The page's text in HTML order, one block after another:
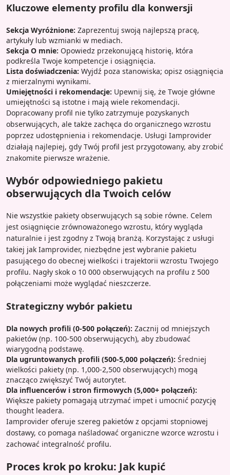
Kluczowe elementy profilu dla konwersji
Sekcja Wyróżnione: Zaprezentuj swoją najlepszą pracę,
artykuły lub wzmianki w mediach.
Sekcja O mnie: Opowiedz przekonującą historię, która
podkreśla Twoje kompetencje i osiągnięcia.
Lista doświadczenia: Wyjdź poza stanowiska; opisz osiągnięcia
z mierzalnymi wynikami.
Umiejętności i rekomendacje: Upewnij się, że Twoje główne
umiejętności są istotne i mają wiele rekomendacji.
Dopracowany profil nie tylko zatrzymuje pozyskanych
obserwujących, ale także zachęca do organicznego wzrostu
poprzez udostępnienia i rekomendacje. Usługi Iamprovider
działają najlepiej, gdy Twój profil jest przygotowany, aby zrobić
znakomite pierwsze wrażenie.
Wybór odpowiedniego pakietu
obserwujących dla Twoich celów
Nie wszystkie pakiety obserwujących są sobie równe. Celem
jest osiągnięcie zrównoważonego wzrostu, który wygląda
naturalnie i jest zgodny z Twoją branżą. Korzystając z usługi
takiej jak Iamprovider, niezbędne jest wybranie pakietu
pasującego do obecnej wielkości i trajektorii wzrostu Twojego
profilu. Nagły skok o 10 000 obserwujących na profilu z 500
połączeniami może wyglądać nieszczerze.
Strategiczny wybór pakietu
Dla nowych profili (0-500 połączeń): Zacznij od mniejszych
pakietów (np. 100-500 obserwujących), aby zbudować
wiarygodną podstawę.
Dla ugruntowanych profili (500-5,000 połączeń): Średniej
wielkości pakiety (np. 1,000-2,500 obserwujących) mogą
znacząco zwiększyć Twój autorytet.
Dla influencerów i stron firmowych (5,000+ połączeń):
Większe pakiety pomagają utrzymać impet i umocnić pozycję
thought leadera.
Iamprovider oferuje szereg pakietów z opcjami stopniowej
dostawy, co pomaga naśladować organiczne wzorce wzrostu i
zachować integralność profilu.
Proces krok po kroku: Jak kupić